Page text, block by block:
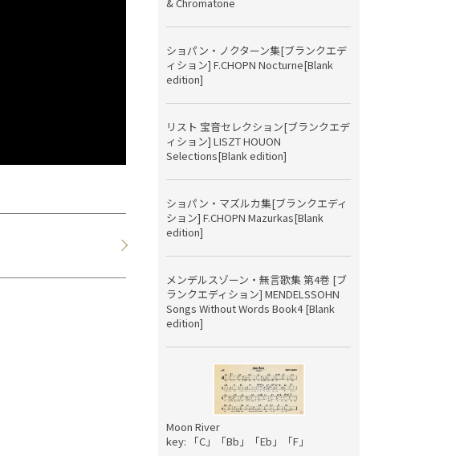
ショパン・ノクターン集[ブランクエデ
ィション] F.CHOPN Nocturne[Blank
edition]
リスト 宝音セレクション[ブランクエデ
ィション] LISZT HOUON
Selections[Blank edition]
ショパン・マズルカ集[ブランクエディ
ション] F.CHOPN Mazurkas[Blank
edition]
メンデルスゾーン・無言歌集 第4巻 [ブ
ランクエディション] MENDELSSOHN
Songs Without Words Book4 [Blank
edition]
Moon River
key: 「C」「Bb」「Eb」「F」